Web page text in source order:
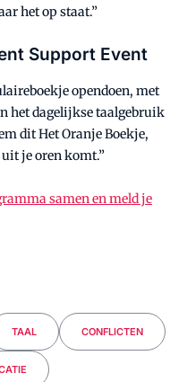
het op staat.”
Support Event
opendoen, met
het dagelijkse taalgebruik
dit Het Oranje Boekje,
je oren komt.”
samen en meld je
TAAL CONFLICTEN